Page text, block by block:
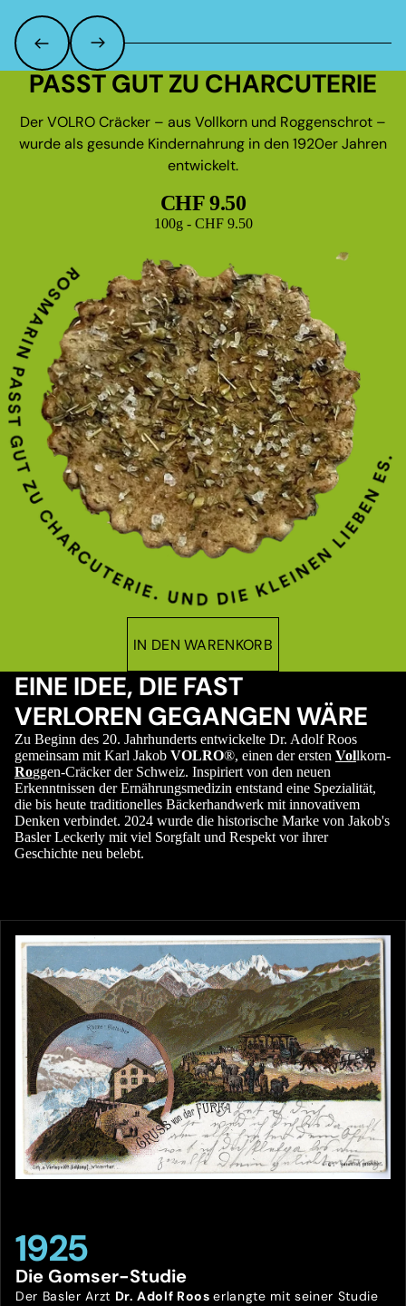
PASST GUT ZU CHARCUTERIE
Der VOLRO Cräcker – aus Vollkorn und Roggenschrot –
wurde als gesunde Kindernahrung in den 1920er Jahren
entwickelt.
CHF 9.50
Grundpreis
100g - CHF 9.50
IN DEN WARENKORB
EINE IDEE, DIE FAST
VERLOREN GEGANGEN WÄRE
Zu Beginn des 20. Jahrhunderts entwickelte Dr. Adolf Roos
gemeinsam mit Karl Jakob VOLRO®, einen der ersten Vollkorn-
Roggen-Cräcker der Schweiz. Inspiriert von den neuen
Erkenntnissen der Ernährungsmedizin entstand eine Spezialität,
die bis heute traditionelles Bäckerhandwerk mit innovativem
Denken verbindet. 2024 wurde die historische Marke von Jakob's
Basler Leckerly mit viel Sorgfalt und Respekt vor ihrer
Geschichte neu belebt.
1925
Die Gomser-Studie
Der Basler Arzt Dr. Adolf Rooserlangte mit seiner Studie